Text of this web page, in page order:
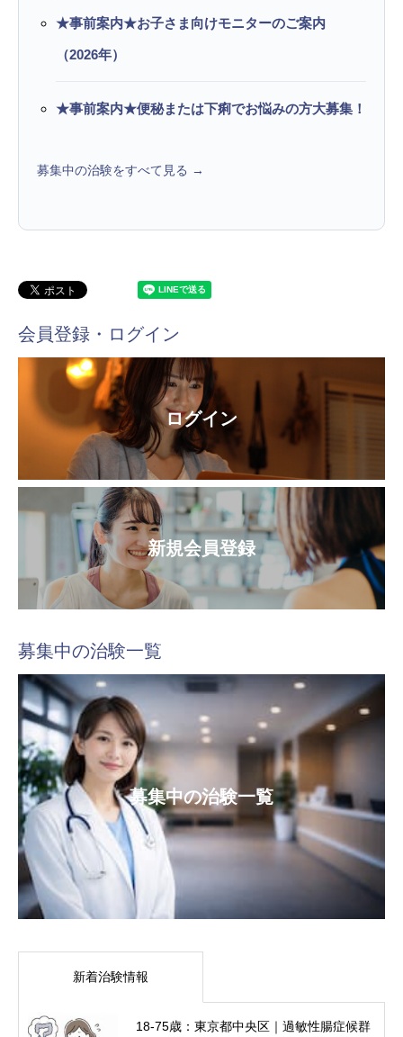
★事前案内★お子さま向けモニターのご案内
（2026年）
★事前案内★便秘または下痢でお悩みの方大募集！
募集中の治験をすべて見る →
会員登録・ログイン
ログイン
新規会員登録
募集中の治験一覧
募集中の治験一覧
新着治験情報
18-75歳：東京都中央区｜過敏性腸症候群